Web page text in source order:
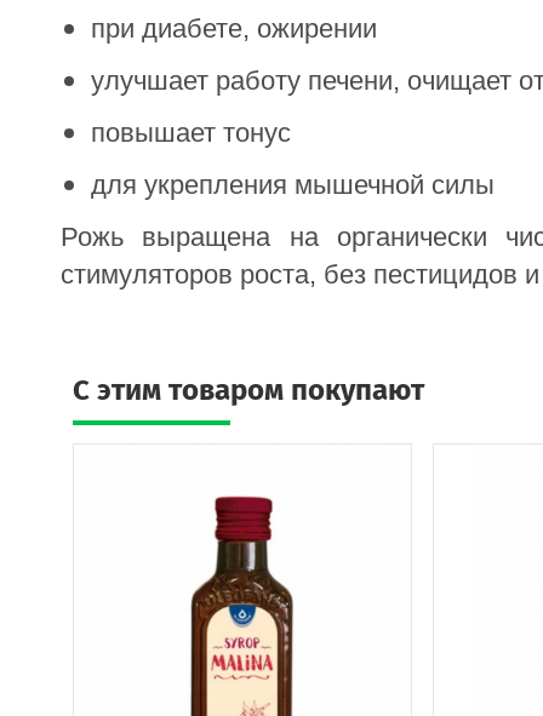
при диабете, ожирении
улучшает работу печени, очищает
повышает тонус
для укрепления мышечной силы
Рожь выращена на органически
стимуляторов роста, без пестицидов
C этим товаром покупают